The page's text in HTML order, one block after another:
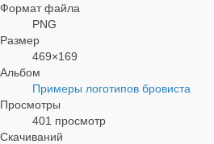
Формат файла
PNG
Размер
469×169
Альбом
Примеры логотипов бровиста
Просмотры
401 просмотр
Скачиваний